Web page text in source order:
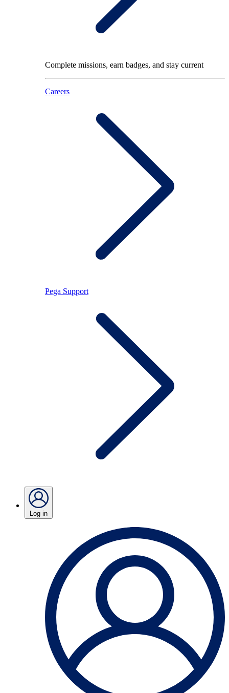
Complete missions, earn badges, and stay current
Careers
Pega Support
Log in